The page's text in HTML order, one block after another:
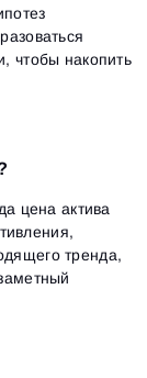
чтобы накопить
цена актива
тренда,